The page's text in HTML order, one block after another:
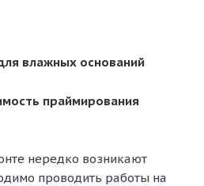
влажных оснований
праймирования
нередко возникают
проводить работы на